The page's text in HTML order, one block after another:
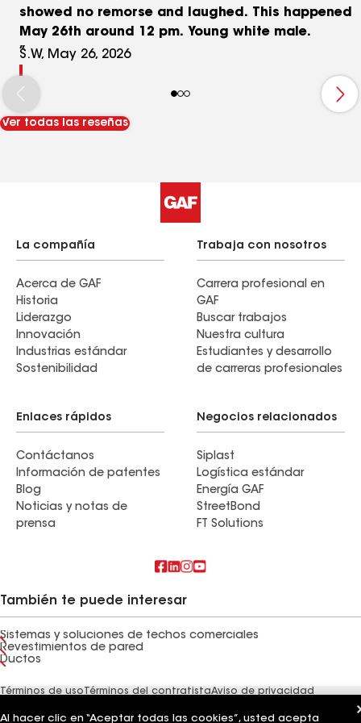
showed no remorse and laughed. This happened
May 26th around 12 pm. Young white male.
S.W, May 26, 2026
Ver todas las reseñas
La compañía
Acerca de GAF
Historia
Liderazgo
Innovación
Industrias estándar
Sostenibilidad
Trabaja con nosotros
Carrera profesional en
GAF
Buscar trabajos
Nuestra cultura
Estudiantes y desarrollo
de carreras profesionales
Enlaces rápidos
Contáctanos
Información de patentes
Blog
Noticias y notas de
prensa
Negocios relacionados
Siplast
Logística estándar
Energía GAF
StreetBond
FT Solutions
También te puede interesar
Sistemas y soluciones de techos comerciales
Revestimientos de pared
Ductos
Términos de usoTérminos del contratistaAviso de privacidad
Línea directa de ética
Tus opciones de privacidad
Al hacer clic en “Aceptar todas las cookies”, usted acepta